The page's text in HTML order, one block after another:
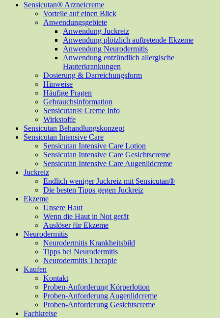
Sensicutan® Arzneicreme
Vorteile auf einen Blick
Anwendungsgebiete
Anwendung Juckreiz
Anwendung plötzlich auftretende Ekzeme
Anwendung Neurodermitis
Anwendung entzündlich allergische
Hauterkrankungen
Dosierung & Darreichungsform
Hinweise
Häufige Fragen
Gebrauchsinformation
Sensicutan® Creme Info
Wirkstoffe
Sensicutan Behandlungskonzept
Sensicutan Intensive Care
Sensicutan Intensive Care Lotion
Sensicutan Intensive Care Gesichtscreme
Sensicutan Intensive Care Augenlidcreme
Juckreiz
Endlich weniger Juckreiz mit Sensicutan®
Die besten Tipps gegen Juckreiz
Ekzeme
Unsere Haut
Wenn die Haut in Not gerät
Auslöser für Ekzeme
Neurodermitis
Neurodermitis Krankheitsbild
Tipps bei Neurodermitis
Neurodermitis Therapie
Kaufen
Kontakt
Proben-Anforderung Körperlotion
Proben-Anforderung Augenlidcreme
Proben-Anforderung Gesichtscreme
Fachkreise